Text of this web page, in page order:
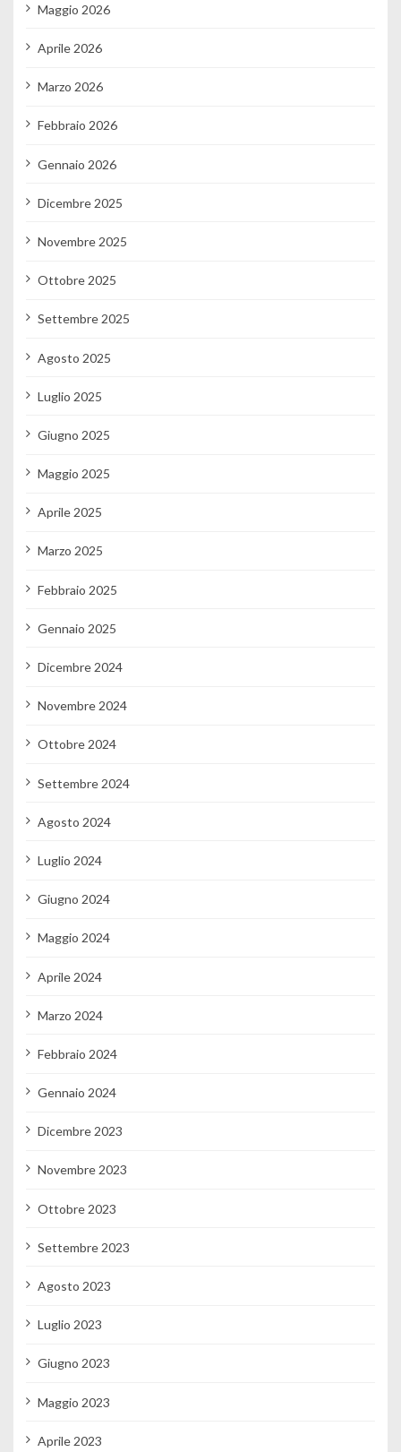
Maggio 2026
Aprile 2026
Marzo 2026
Febbraio 2026
Gennaio 2026
Dicembre 2025
Novembre 2025
Ottobre 2025
Settembre 2025
Agosto 2025
Luglio 2025
Giugno 2025
Maggio 2025
Aprile 2025
Marzo 2025
Febbraio 2025
Gennaio 2025
Dicembre 2024
Novembre 2024
Ottobre 2024
Settembre 2024
Agosto 2024
Luglio 2024
Giugno 2024
Maggio 2024
Aprile 2024
Marzo 2024
Febbraio 2024
Gennaio 2024
Dicembre 2023
Novembre 2023
Ottobre 2023
Settembre 2023
Agosto 2023
Luglio 2023
Giugno 2023
Maggio 2023
Aprile 2023